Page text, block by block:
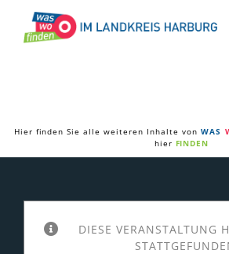
Inhalt
springen
Hier finden Sie alle weiteren Inhalte von WAS
hier FINDEN
DIESE VERANSTALTUNG